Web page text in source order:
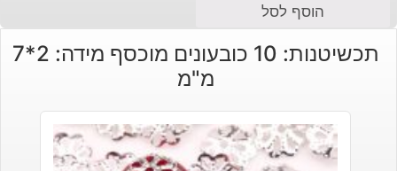
הוסף לסל
תכשיטנות: 10 כובעונים מוכסף מידה: 2*7
מ"מ